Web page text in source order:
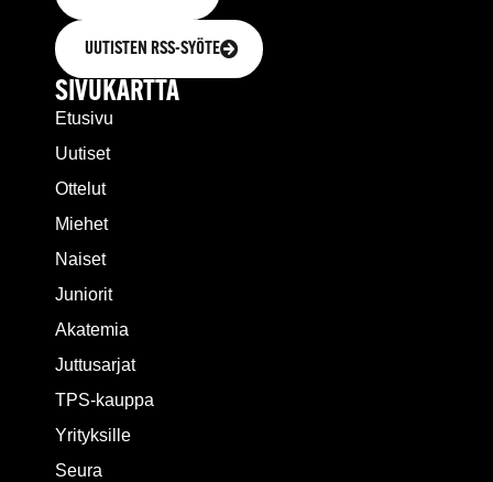
UUTISTEN RSS-SYÖTE
SIVUKARTTA
Etusivu
Uutiset
Ottelut
Miehet
Naiset
Juniorit
Akatemia
Juttusarjat
TPS-kauppa
Yrityksille
Seura